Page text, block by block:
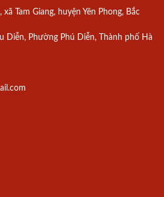
xã Tam Giang, huyện Yên Phong, Bắc
Diễn, Phường Phú Diễn, Thành phố Hà